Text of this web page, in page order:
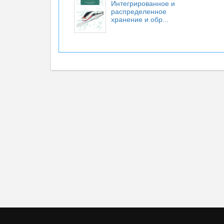
Интегрированное и
распределенное
хранение и обр...